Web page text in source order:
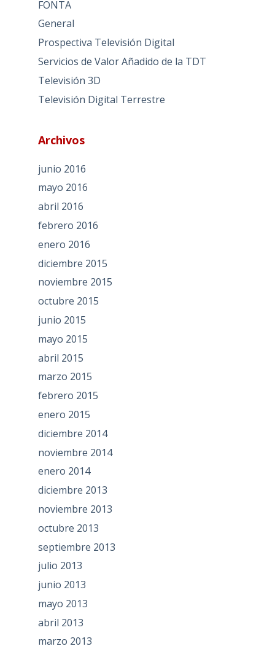
FONTA
General
Prospectiva Televisión Digital
Servicios de Valor Añadido de la TDT
Televisión 3D
Televisión Digital Terrestre
Archivos
junio 2016
mayo 2016
abril 2016
febrero 2016
enero 2016
diciembre 2015
noviembre 2015
octubre 2015
junio 2015
mayo 2015
abril 2015
marzo 2015
febrero 2015
enero 2015
diciembre 2014
noviembre 2014
enero 2014
diciembre 2013
noviembre 2013
octubre 2013
septiembre 2013
julio 2013
junio 2013
mayo 2013
abril 2013
marzo 2013